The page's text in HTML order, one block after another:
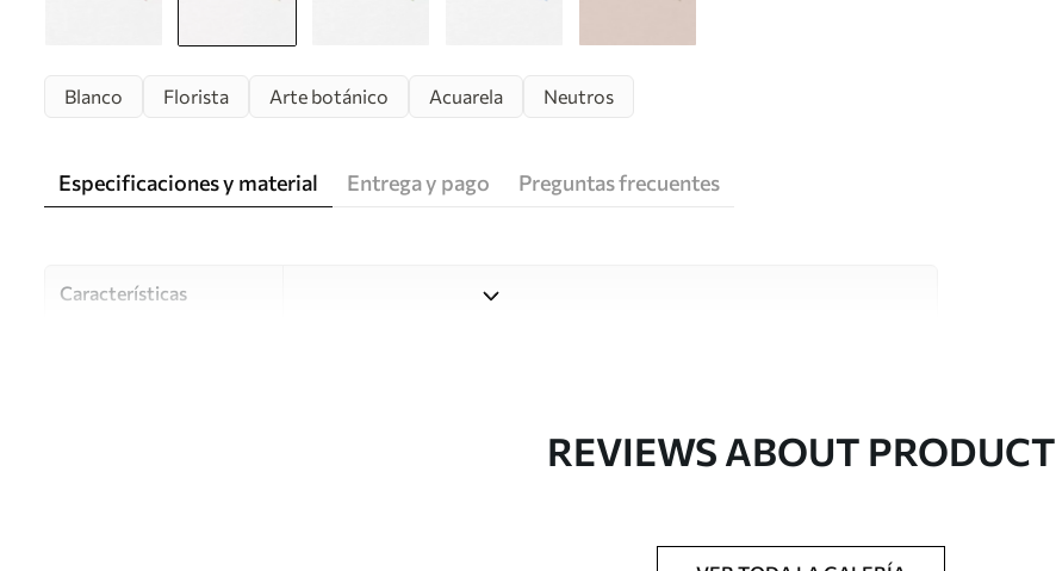
Blanco Florista Arte botánico Acuarela Neutros
Especificaciones y material Entrega y pago Preguntas frecuentes
Características
REVIEWS ABOUT PRODUCT